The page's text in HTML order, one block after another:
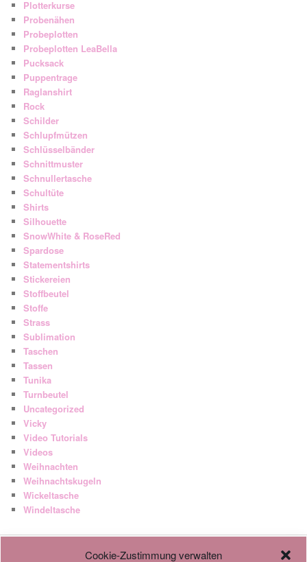
Cookie-Zustimmung verwalten
Plotterkurse
Probenähen
Probeplotten
Probeplotten LeaBella
Pucksack
Puppentrage
Raglanshirt
Rock
Schilder
Schlupfmützen
Schlüsselbänder
Schnittmuster
Schnullertasche
Schultüte
Shirts
Silhouette
SnowWhite & RoseRed
Spardose
Statementshirts
Stickereien
Stoffbeutel
Stoffe
Strass
Sublimation
Taschen
Tassen
Tunika
Turnbeutel
Uncategorized
Vicky
Video Tutorials
Videos
Weihnachten
Weihnachtskugeln
Wickeltasche
Windeltasche